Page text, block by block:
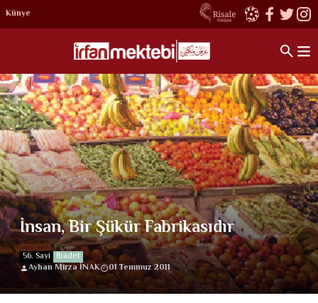
Künye
İnsan, Bir Şükür Fabrikasıdır
56. Sayi İbadet
Ayhan Mirza İNAK
01 Temmuz 2011